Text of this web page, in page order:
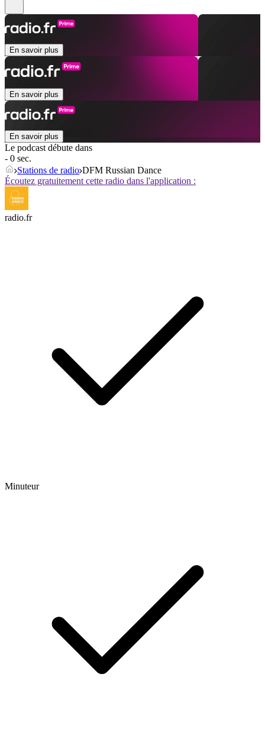
En savoir plus
En savoir plus
En savoir plus
Le podcast débute dans
- 0 sec.
Stations de radio DFM Russian Dance
Écoutez gratuitement cette radio dans l'application :
radio.fr
Minuteur